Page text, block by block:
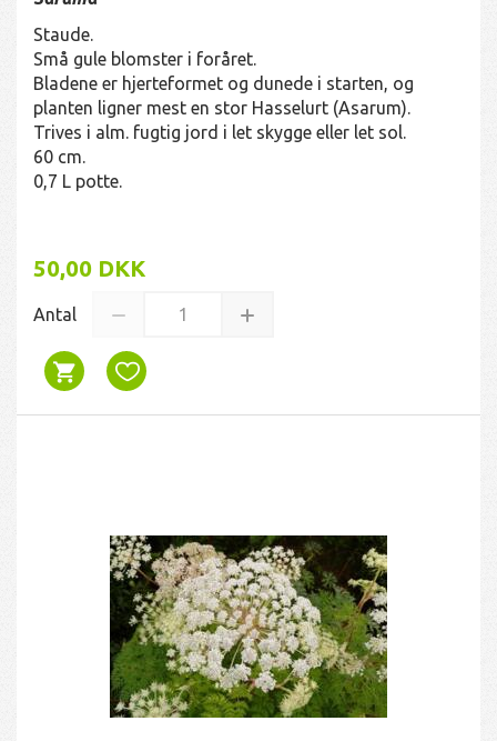
Staude.
Små gule blomster i foråret.
Bladene er hjerteformet og dunede i starten, og
planten ligner mest en stor Hasselurt (Asarum).
Trives i alm. fugtig jord i let skygge eller let sol.
60 cm.
0,7 L potte.
50,00 DKK
Antal